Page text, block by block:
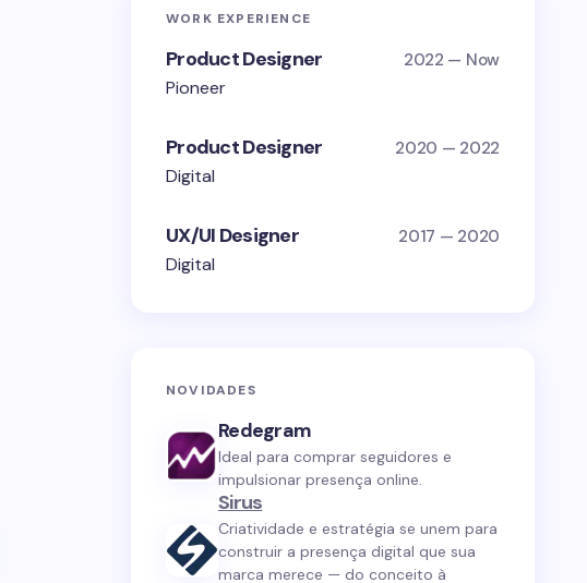
WORK EXPERIENCE
Product Designer 2022 — Now
Pioneer
Product Designer 2020 — 2022
Digital
UX/UI Designer 2017 — 2020
Digital
NOVIDADES
Redegram
Ideal para comprar seguidores e
impulsionar presença online.
Sirus
Criatividade e estratégia se unem para
construir a presença digital que sua
marca merece — do conceito à